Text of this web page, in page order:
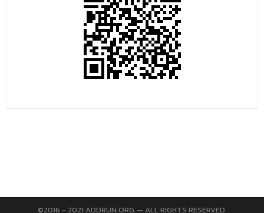
©2016 - 2021 ADDRUN.ORG — ALL RIGHTS RESERVED.